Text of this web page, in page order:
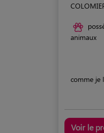
animaux
comme je
Voir le